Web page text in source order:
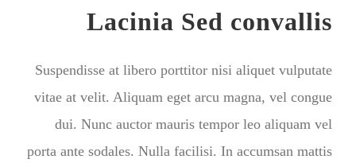
Lacinia Sed convallis
Suspendisse at libero porttitor nisi aliquet vulputate
vitae at velit. Aliquam eget arcu magna, vel congue
dui. Nunc auctor mauris tempor leo aliquam vel
porta ante sodales. Nulla facilisi. In accumsan mattis